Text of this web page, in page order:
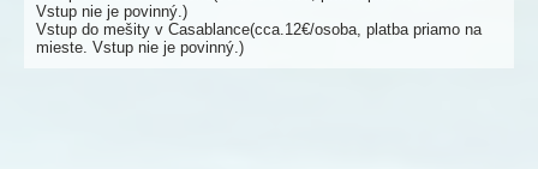
Vstup nie je povinný.)
Vstup do mešity v Casablance(cca.12€/osoba, platba priamo na
mieste. Vstup nie je povinný.)